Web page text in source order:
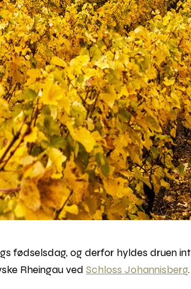
fødselsdag, og derfor hyldes druen
Rheingau ved Schloss Johannisberg.